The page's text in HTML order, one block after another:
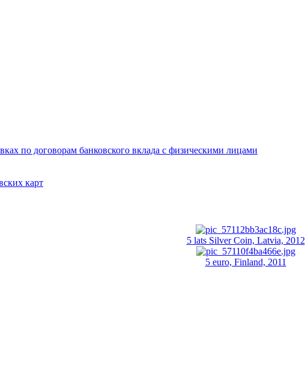
по договорам банковского вклада с физическими лицами
карт
5 lats Silver Coin, Latvia, 2012
5 euro, Finland, 2011